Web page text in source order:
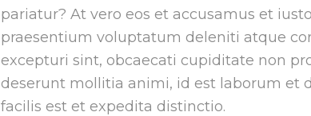
pariatur? At vero eos et accusamus et
praesentium voluptatum deleniti atque
excepturi sint, obcaecati cupiditate non
deserunt mollitia animi, id est laborum et
facilis est et expedita distinctio.